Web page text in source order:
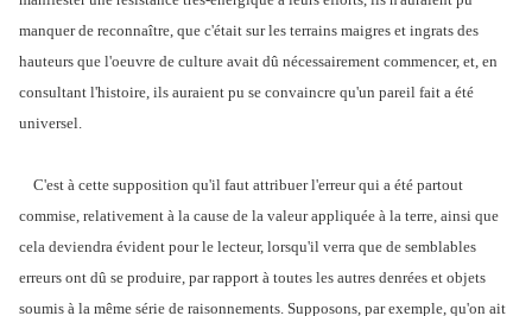
manquer de reconnaître, que c'était sur les terrains maigres et ingrats des
hauteurs que l'oeuvre de culture avait dû nécessairement commencer, et, en
consultant l'histoire, ils auraient pu se convaincre qu'un pareil fait a été
universel.
C'est à cette supposition qu'il faut attribuer l'erreur qui a été partout
commise, relativement à la cause de la valeur appliquée à la terre, ainsi que
cela deviendra évident pour le lecteur, lorsqu'il verra que de semblables
erreurs ont dû se produire, par rapport à toutes les autres denrées et objets
soumis à la même série de raisonnements. Supposons, par exemple, qu'on ait